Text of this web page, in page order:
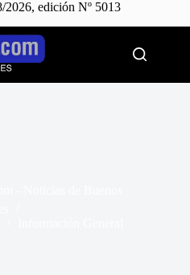
2026, edición Nº 5013